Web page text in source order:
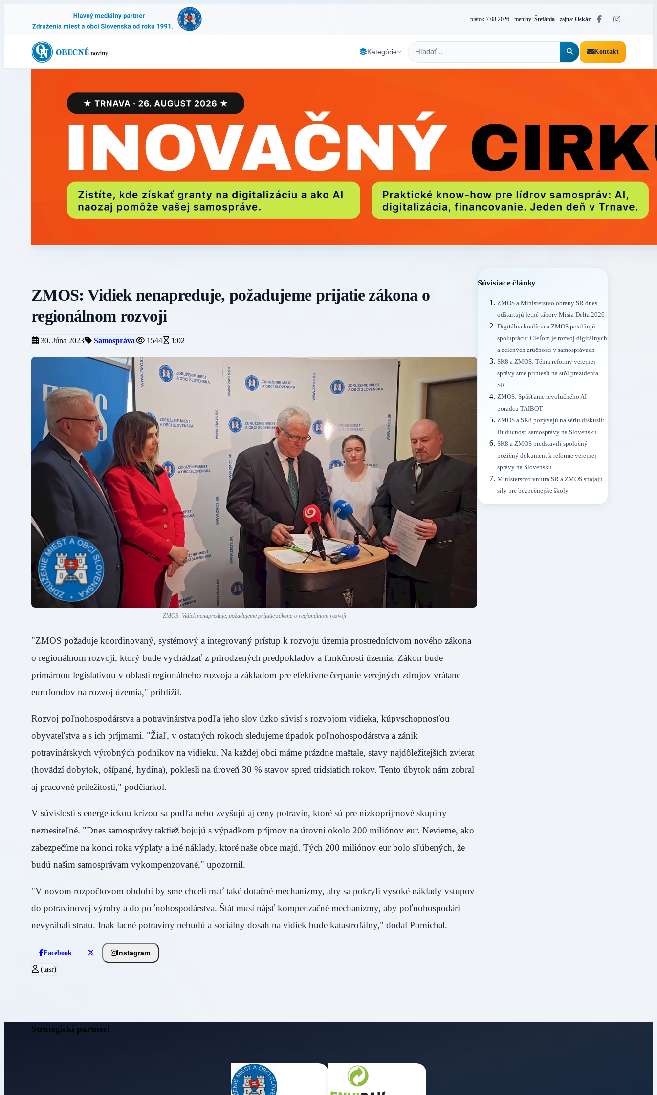
piatok 7.08.2026 · meniny: Štefánia · zajtra: Oskár
Kategórie Kontakt
ZMOS: Vidiek nenapreduje, požadujeme prijatie zákona o
regionálnom rozvoji
30. Júna 2023 Samospráva 1544 1:02
ZMOS: Vidiek nenapreduje, požadujeme prijatie zákona o regionálnom rozvoji
"ZMOS požaduje koordinovaný, systémový a integrovaný prístup k rozvoju územia prostredníctvom nového zákona
o regionálnom rozvoji, ktorý bude vychádzať z prirodzených predpokladov a funkčnosti územia. Zákon bude
primárnou legislatívou v oblasti regionálneho rozvoja a základom pre efektívne čerpanie verejných zdrojov vrátane
eurofondov na rozvoj územia," priblížil.
Rozvoj poľnohospodárstva a potravinárstva podľa jeho slov úzko súvisí s rozvojom vidieka, kúpyschopnosťou
obyvateľstva a s ich príjmami. "Žiaľ, v ostatných rokoch sledujeme úpadok poľnohospodárstva a zánik
potravinárskych výrobných podnikov na vidieku. Na každej obci máme prázdne maštale, stavy najdôležitejších zvierat
(hovädzí dobytok, ošípané, hydina), poklesli na úroveň 30 % stavov spred tridsiatich rokov. Tento úbytok nám zobral
aj pracovné príležitosti," podčiarkol.
V súvislosti s energetickou krízou sa podľa neho zvyšujú aj ceny potravín, ktoré sú pre nízkopríjmové skupiny
neznesiteľné. "Dnes samosprávy taktiež bojujú s výpadkom príjmov na úrovni okolo 200 miliónov eur. Nevieme, ako
zabezpečíme na konci roka výplaty a iné náklady, ktoré naše obce majú. Tých 200 miliónov eur bolo sľúbených, že
budú našim samosprávam vykompenzované," upozornil.
"V novom rozpočtovom období by sme chceli mať také dotačné mechanizmy, aby sa pokryli vysoké náklady vstupov
do potravinovej výroby a do poľnohospodárstva. Štát musí nájsť kompenzačné mechanizmy, aby poľnohospodári
nevyrábali stratu. Inak lacné potraviny nebudú a sociálny dosah na vidiek bude katastrofálny," dodal Pomichal.
Facebook Instagram
(tasr)
Súvisiace články
ZMOS a Ministerstvo obrany SR dnes
odštartujú letné tábory Misia Delta 2026
Digitálna koalícia a ZMOS posilňujú
spoluprácu: Cieľom je rozvoj digitálnych
a zelených zručností v samosprávach
SK8 a ZMOS: Tému reformy verejnej
správy sme priniesli na stôl prezidenta
SR
ZMOS: Spúšťame revolučného AI
poradcu TAIBOT
ZMOS a SK8 pozývajú na sériu diskusií:
Budúcnosť samosprávy na Slovensku
SK8 a ZMOS predstavili spoločný
pozičný dokument k reforme verejnej
správy na Slovensku
Ministerstvo vnútra SR a ZMOS spájajú
sily pre bezpečnejšie školy
Strategickí partneri